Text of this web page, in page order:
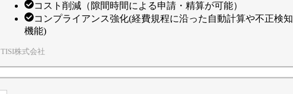
コスト削減（隙間時間による申請・精算が可能）
コンプライアンス強化(経費規程に沿った自動計算や不正検知
機能)
TISI株式会社